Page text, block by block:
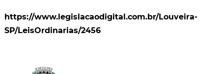
https://www.legislacaodigital.com.br/Louveira-
SP/LeisOrdinarias/2456